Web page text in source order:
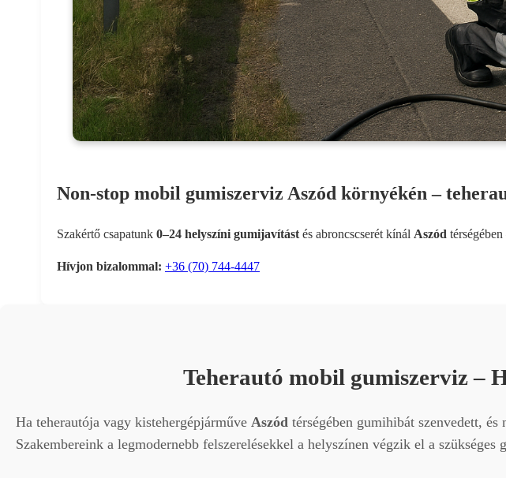
Non-stop mobil gumiszerviz Aszód környékén –
Szakértő csapatunk 0–24 helyszíni gumijavítást és abroncscserét kínál Aszód
Hívjon bizalommal: +36 (70) 744-4447
Teherautó mobil gumiszerviz –
Ha teherautója vagy kistehergépjárműve Aszód térségében gumihibát szenvedett,
Szakembereink a legmodernebb felszerelésekkel a helyszínen végzik el a